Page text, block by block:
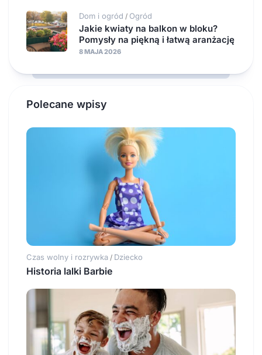
Dom i ogród / Ogród
Jakie kwiaty na balkon w bloku?
Pomysły na piękną i łatwą aranżację
8 MAJA 2026
Polecane wpisy
Czas wolny i rozrywka / Dziecko
Historia lalki Barbie